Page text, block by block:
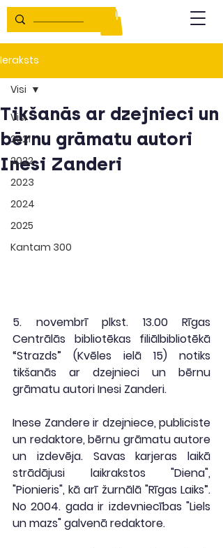
Ieraksts
Visi
2021
2022
2023
2024
2025
Kantam 300
Visi
Tikšanās ar dzejnieci un
bērnu grāmatu autori
Inesi Zanderi
5. novembrī plkst. 13.00 Rīgas
Centrālās bibliotēkas filiālbibliotēkā
“Strazds” (Kvēles ielā 15) notiks
tikšanās ar dzejnieci un bērnu
grāmatu autori Inesi Zanderi.
Inese Zandere ir dzejniece, publiciste
un redaktore, bērnu grāmatu autore
un izdevēja. Savas karjeras laikā
strādājusi laikrakstos "Diena",
"Pionieris", kā arī žurnālā "Rīgas Laiks”.
No 2004. gada ir izdevniecības "Liels
un mazs" galvenā redaktore.